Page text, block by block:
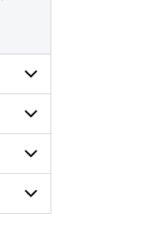
Undersidor
för
Radar
och
satellit
Undersidor
för
Väder
till
havs
Undersidor
för